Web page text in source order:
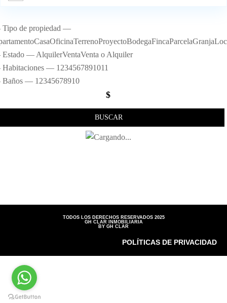
de propiedad —
— AlquilerVentaVenta o Alquiler
— 1234567891011
— 12345678910
$
BUSCAR
TODOS LOS DERECHOS RESERVADOS 2025
GH CLAR INMOBILIARIA
BY GH CLAR
POLÍTICAS DE PRIVACIDAD